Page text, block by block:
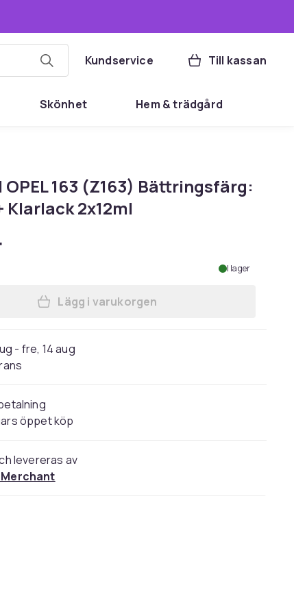
Kundservice Till kassan
Skönhet Hem & trädgård
163 (Z163) Bättringsfärg:
Klarlack 2x12ml
I lager
Lägg till Original OPEL 163 (Z163)
Lägg i varukorgen
- fre, 14 aug
öppet köp
levereras av